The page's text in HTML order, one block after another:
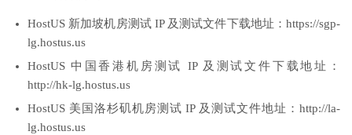
HostUS 新加坡机房测试 IP 及测试文件下载地址：https://sgp-
lg.hostus.us
HostUS 中国香港机房测试 IP 及测试文件下载地址：
http://hk-lg.hostus.us
HostUS 美国洛杉矶机房测试 IP 及测试文件地址：http://la-
lg.hostus.us